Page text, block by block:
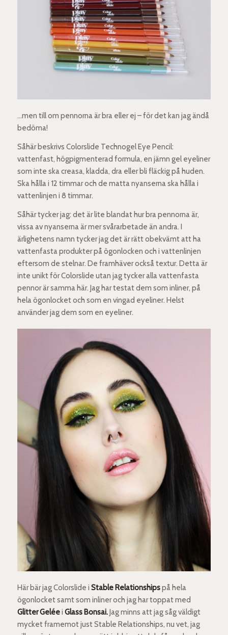
…men till om pennorna är bra eller ej – för det kan jag ändå
bedöma!
Såhär beskrivs Colorslide Technogel Eye Pencil:
vattenfast, högpigmenterad formula, en jämn gel eyeliner
som inte ska creasa, kladda, dra eller bli fläckig på huden.
Ska hålla i 12 timmar och de matta nyanserna ska hålla i
vattenlinjen i 8 timmar.
Såhär tycker jag: det är lite blandat hur bra pennorna är,
vissa av nyanserna är mer svårarbetade än andra. I
ärlighetens namn tycker jag det är rätt obekvämt att ha
vattenfasta produkter på ögonlocken och i vattenlinjen
eftersom de stelnar. De framhäver också textur. Detta är
inte unikt för Colorslide utan jag tycker alla vattenfasta
pennor är samma här. Jag har testat dem som inliner, på
hela ögonlocket och som en vingad eyeliner. Helst
använder jag dem som en eyeliner.
Här bär jag Colorslide i Stable Relationshipspå hela
ögonlocket samt som inliner och jag har toppat med
Glitter Geléei Glass Bonsai.Jag minns att jag såg väldigt
mycket framemot just Stable Relationships, nu vet, jag